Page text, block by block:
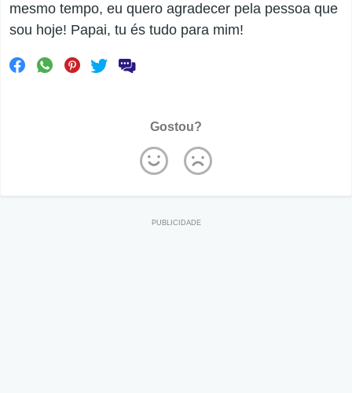
mesmo tempo, eu quero agradecer pela pessoa que
sou hoje! Papai, tu és tudo para mim!
Gostou?